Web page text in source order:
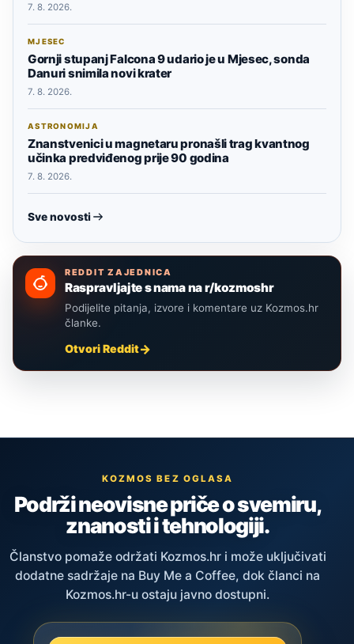
7. 8. 2026.
MJESEC
Gornji stupanj Falcona 9 udario je u Mjesec, sonda
Danuri snimila novi krater
7. 8. 2026.
ASTRONOMIJA
Znanstvenici u magnetaru pronašli trag kvantnog
učinka predviđenog prije 90 godina
7. 8. 2026.
Sve novosti
REDDIT ZAJEDNICA
Raspravljajte s nama na r/kozmoshr
Podijelite pitanja, izvore i komentare uz Kozmos.hr
članke.
Otvori Reddit
KOZMOS BEZ OGLASA
Podrži neovisne priče o svemiru,
znanosti i tehnologiji.
Članstvo pomaže održati Kozmos.hr i može uključivati
dodatne sadržaje na Buy Me a Coffee, dok članci na
Kozmos.hr-u ostaju javno dostupni.